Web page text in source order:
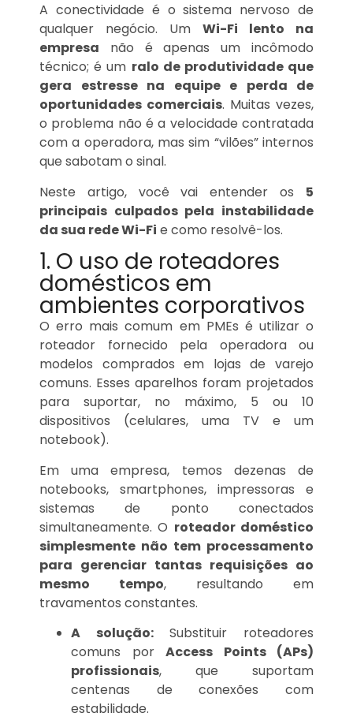
A conectividade é o sistema nervoso de
qualquer negócio. Um Wi-Fi lento na
empresa não é apenas um incômodo
técnico; é um ralo de produtividade que
gera estresse na equipe e perda de
oportunidades comerciais. Muitas vezes,
o problema não é a velocidade contratada
com a operadora, mas sim “vilões” internos
que sabotam o sinal.
Neste artigo, você vai entender os 5
principais culpados pela instabilidade
da sua rede Wi-Fi e como resolvê-los.
1. O uso de roteadores
domésticos em
ambientes corporativos
O erro mais comum em PMEs é utilizar o
roteador fornecido pela operadora ou
modelos comprados em lojas de varejo
comuns. Esses aparelhos foram projetados
para suportar, no máximo, 5 ou 10
dispositivos (celulares, uma TV e um
notebook).
Em uma empresa, temos dezenas de
notebooks, smartphones, impressoras e
sistemas de ponto conectados
simultaneamente. O roteador doméstico
simplesmente não tem processamento
para gerenciar tantas requisições ao
mesmo tempo, resultando em
travamentos constantes.
A solução:Substituir roteadores
comuns por Access Points (APs)
profissionais, que suportam
centenas de conexões com
estabilidade.